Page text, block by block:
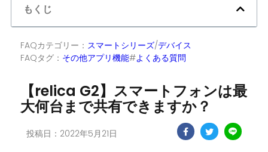
もくじ
FAQカテゴリー： スマートシリーズ/デバイス
FAQタグ： その他アプリ機能#よくある質問
【relica G2】スマートフォンは最
大何台まで共有できますか？
投稿日：2022年5月21日